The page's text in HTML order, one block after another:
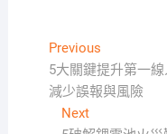
文
章
導
PreviousPrevious
post:
5大關鍵提升第一
減少誤報與風險
NextNext